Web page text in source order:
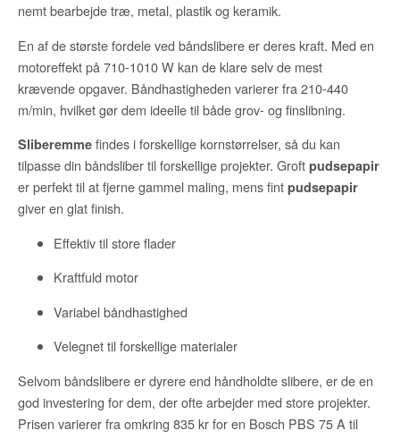
nemt bearbejde træ, metal, plastik og keramik.
En af de største fordele ved båndslibere er deres kraft. Med en
motoreffekt på 710-1010 W kan de klare selv de mest
krævende opgaver. Båndhastigheden varierer fra 210-440
m/min, hvilket gør dem ideelle til både grov- og finslibning.
Sliberemme findes i forskellige kornstørrelser, så du kan
tilpasse din båndsliber til forskellige projekter. Groft pudsepapir
er perfekt til at fjerne gammel maling, mens fint pudsepapir
giver en glat finish.
Effektiv til store flader
Kraftfuld motor
Variabel båndhastighed
Velegnet til forskellige materialer
Selvom båndslibere er dyrere end håndholdte slibere, er de en
god investering for dem, der ofte arbejder med store projekter.
Prisen varierer fra omkring 835 kr for en Bosch PBS 75 A til